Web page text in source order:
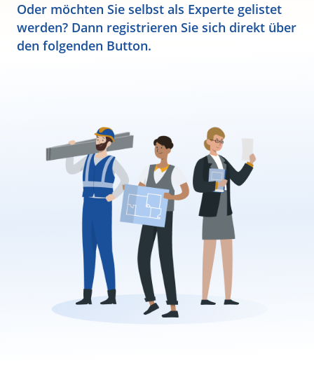
Oder möchten Sie selbst als Experte gelistet
werden? Dann registrieren Sie sich direkt über
den folgenden Button.